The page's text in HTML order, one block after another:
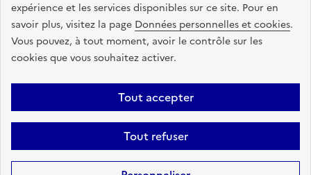
expérience et les services disponibles sur ce site. Pour en
savoir plus, visitez la page Données personnelles et cookies.
Vous pouvez, à tout moment, avoir le contrôle sur les
cookies que vous souhaitez activer.
Tout accepter
Tout refuser
legifrance.gouv.fr
info.gouv.fr
service-public.gouv.fr
data.gouv.fr
Plan du site Accessibilite : non conforme
Mentions légales
Politique de confidentialité
Gestion des cookies FAQ
Kit de
Statistiques Code source
Sauf mention contraire, tous les contenus de ce site sont sous